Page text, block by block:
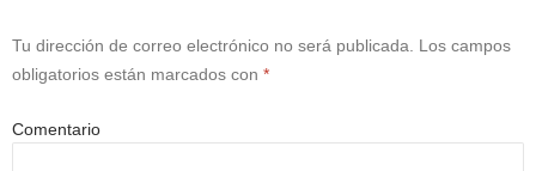
Tu dirección de correo electrónico no será publicada.
Los campos
obligatorios están marcados con *
Comentario